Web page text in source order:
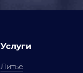
Услуги
Литьё